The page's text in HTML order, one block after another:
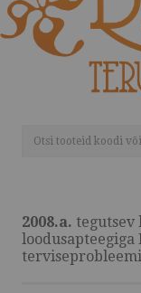
KAUBAMÄRGID
SOODUKAD
KANGENVESI
TEENUSED
2008.a. tegutsev
loodusapteegiga